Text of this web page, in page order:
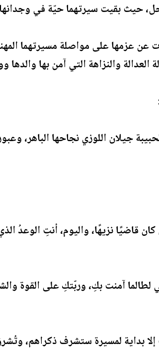
حيث بقيت سيرتهما حيّة في
عزمها على مواصلة مسيرتهما
والنزاهة التي آمن بها والدها
جيلان اللوزي نجاحها الباهر،
قاضيًا نزيهًا، واليوم، أنتِ الوعدُ
لطالما آمنت بكِ، وربّتكِ على القوة
بداية لمسيرة ستشرف ذكراهم،